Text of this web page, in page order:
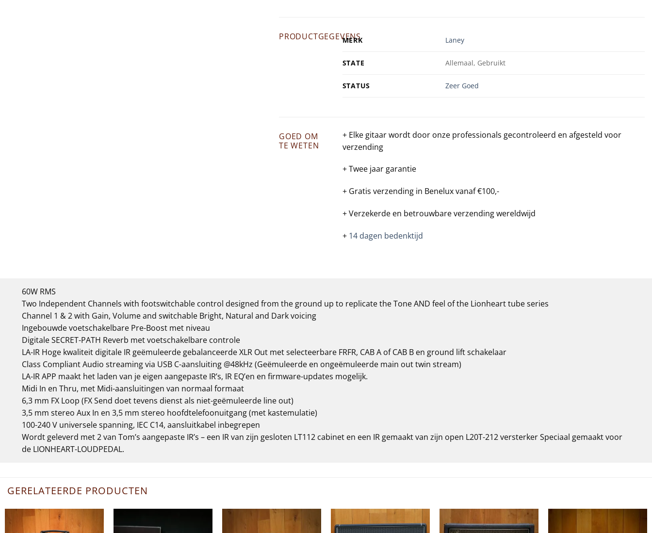
PRODUCTGEGEVENS
MERK Laney
STATE Allemaal, Gebruikt
STATUS Zeer Goed
GOED OM
TE WETEN
+ Elke gitaar wordt door onze professionals gecontroleerd en afgesteld voor
verzending
+ Twee jaar garantie
+ Gratis verzending in Benelux vanaf €100,-
+ Verzekerde en betrouwbare verzending wereldwijd
+ 14 dagen bedenktijd
60W RMS
Two Independent Channels with footswitchable control designed from the ground up to replicate the Tone AND feel of the Lionheart tube series
Channel 1 & 2 with Gain, Volume and switchable Bright, Natural and Dark voicing
Ingebouwde voetschakelbare Pre-Boost met niveau
Digitale SECRET-PATH Reverb met voetschakelbare controle
LA-IR Hoge kwaliteit digitale IR geëmuleerde gebalanceerde XLR Out met selecteerbare FRFR, CAB A of CAB B en ground lift schakelaar
Class Compliant Audio streaming via USB C-aansluiting @48kHz (Geëmuleerde en ongeëmuleerde main out twin stream)
LA-IR APP maakt het laden van je eigen aangepaste IR’s, IR EQ’en en firmware-updates mogelijk.
Midi In en Thru, met Midi-aansluitingen van normaal formaat
6,3 mm FX Loop (FX Send doet tevens dienst als niet-geëmuleerde line out)
3,5 mm stereo Aux In en 3,5 mm stereo hoofdtelefoonuitgang (met kastemulatie)
100-240 V universele spanning, IEC C14, aansluitkabel inbegrepen
Wordt geleverd met 2 van Tom’s aangepaste IR’s – een IR van zijn gesloten LT112 cabinet en een IR gemaakt van zijn open L20T-212 versterker Speciaal gemaakt voor
de LIONHEART-LOUDPEDAL.
GERELATEERDE PRODUCTEN